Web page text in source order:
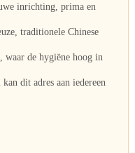
inrichting, prima en
traditionele Chinese
waar de hygiëne hoog in
dit adres aan iedereen